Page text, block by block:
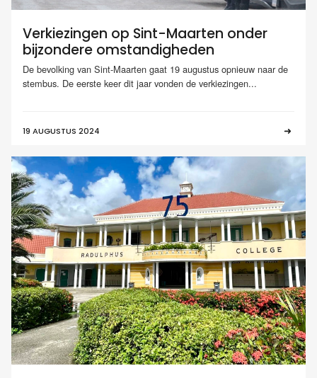
Verkiezingen op Sint-Maarten onder
bijzondere omstandigheden
De bevolking van Sint-Maarten gaat 19 augustus opnieuw naar de
stembus. De eerste keer dit jaar vonden de verkiezingen...
19 AUGUSTUS 2024